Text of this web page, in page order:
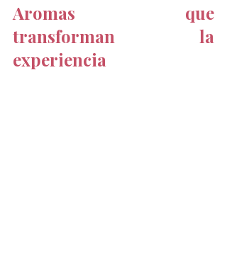
Aromas que
transforman la
experiencia